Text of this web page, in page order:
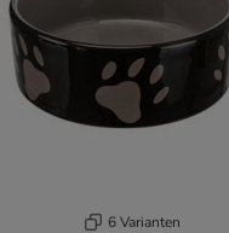
6 Varianten